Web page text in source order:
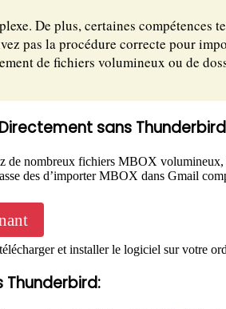
De plus, certaines compétences
pas la procédure correcte pour
de fichiers volumineux ou de
sans
de nombreux fichiers MBOX
des d’importer MBOX dans Gmail
et installer le logiciel sur votre
Thunderbird: